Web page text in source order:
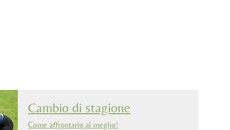
Cambio di stagione
Come affrontarlo al meglio!